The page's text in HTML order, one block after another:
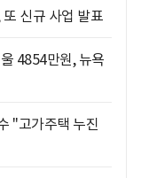
신규 사업 발표
4854만원, 뉴욕
"고가주택 누진